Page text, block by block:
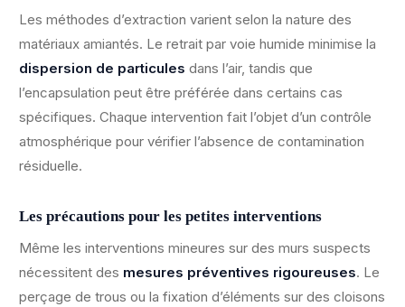
Les méthodes d’extraction varient selon la nature des
matériaux amiantés. Le retrait par voie humide minimise la
dispersion de particules dans l’air, tandis que
l’encapsulation peut être préférée dans certains cas
spécifiques. Chaque intervention fait l’objet d’un contrôle
atmosphérique pour vérifier l’absence de contamination
résiduelle.
Les précautions pour les petites interventions
Même les interventions mineures sur des murs suspects
nécessitent des mesures préventives rigoureuses. Le
perçage de trous ou la fixation d’éléments sur des cloisons